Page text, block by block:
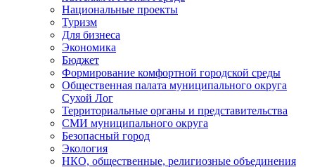
Национальные проекты
Туризм
Для бизнеса
Экономика
Бюджет
Формирование комфортной городской среды
Общественная палата муниципального округа
Сухой Лог
Территориальные органы и представительства
СМИ муниципального округа
Безопасный город
Экология
НКО, общественные, религиозные объединения